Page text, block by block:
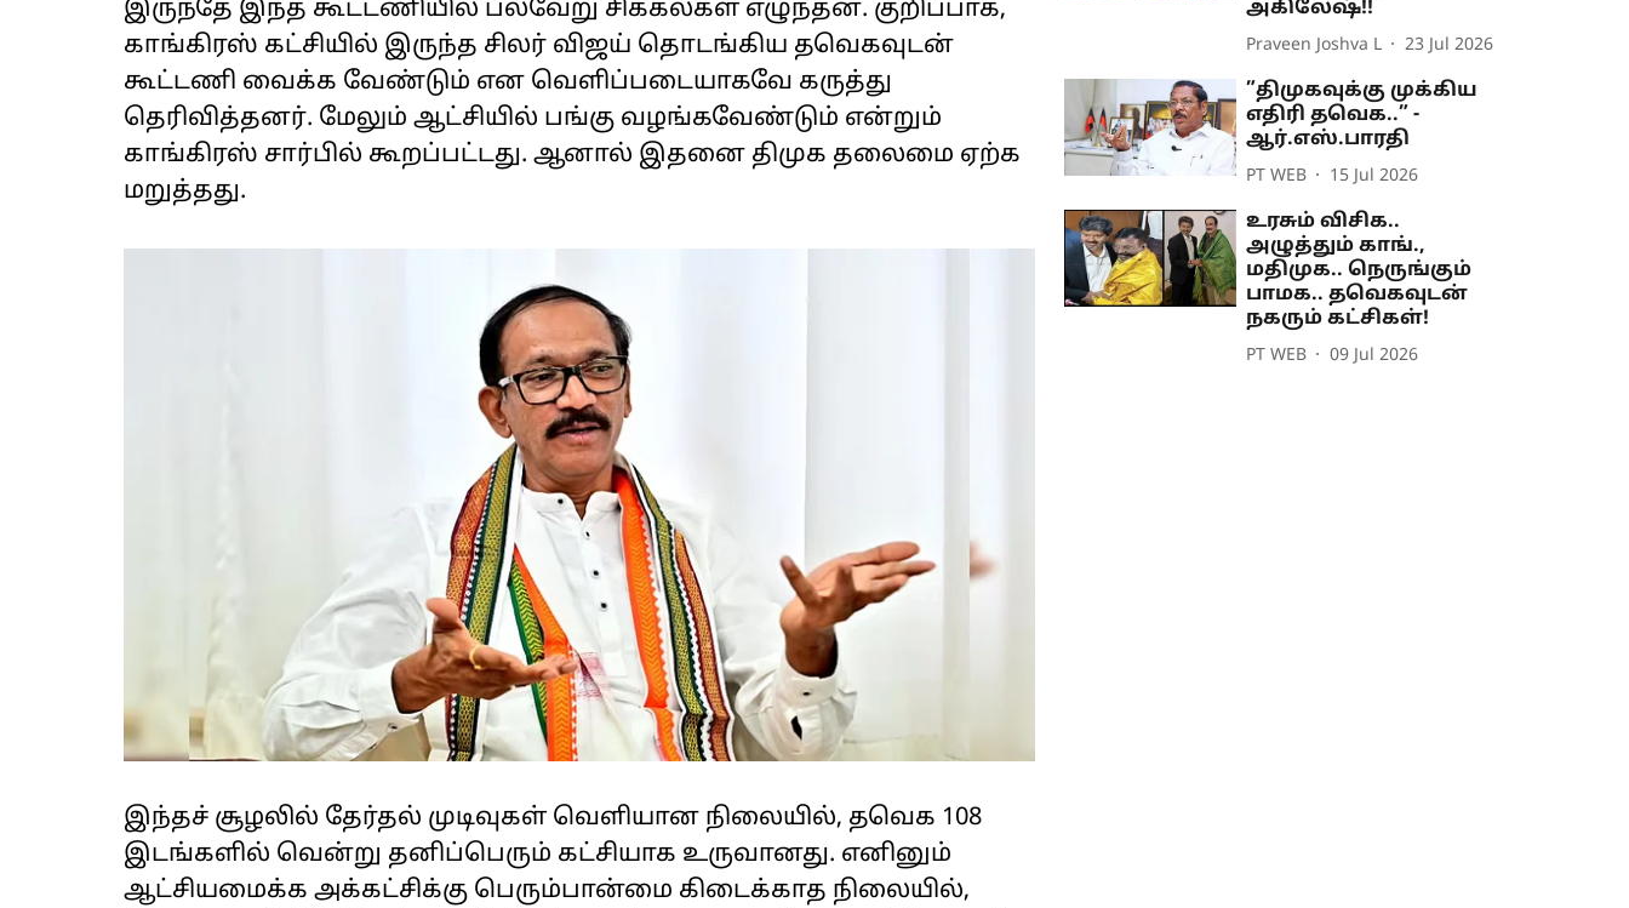
இருந்தே இந்த கூட்டணியில் பல்வேறு சிக்கல்கள் எழுந்தன. குறிப்பாக,
காங்கிரஸ் கட்சியில் இருந்த சிலர் விஜய் தொடங்கிய தவெகவுடன்
கூட்டணி வைக்க வேண்டும் என வெளிப்படையாகவே கருத்து
தெரிவித்தனர். மேலும் ஆட்சியில் பங்கு வழங்கவேண்டும் என்றும்
காங்கிரஸ் சார்பில் கூறப்பட்டது. ஆனால் இதனை திமுக தலைமை ஏற்க
மறுத்தது.
இந்தச் சூழலில் தேர்தல் முடிவுகள் வெளியான நிலையில், தவெக 108
இடங்களில் வென்று தனிப்பெரும் கட்சியாக உருவானது. எனினும்
ஆட்சியமைக்க அக்கட்சிக்கு பெரும்பான்மை கிடைக்காத நிலையில்,
அகிலேஷ்!!
Praveen Joshva L 23 Jul 2026
”திமுகவுக்கு முக்கிய
எதிரி தவெக..” -
ஆர்.எஸ்.பாரதி
PT WEB 15 Jul 2026
உரசும் விசிக..
அழுத்தும் காங்.,
மதிமுக.. நெருங்கும்
பாமக.. தவெகவுடன்
நகரும் கட்சிகள்!
PT WEB 09 Jul 2026